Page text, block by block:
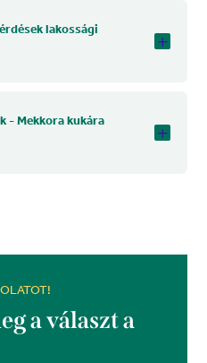
lakossági
- Mekkora kukára
a választ a